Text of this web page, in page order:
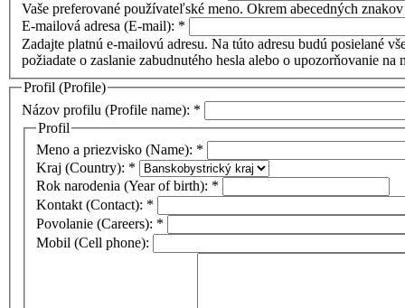
Vaše preferované používateľské meno. Okrem abecedných
E-mailová adresa (E-mail): *
Zadajte platnú e-mailovú adresu. Na túto adresu budú posielané
požiadate o zaslanie zabudnutého hesla alebo o upozorňovanie na
Profil (Profile)
Názov profilu (Profile name): *
Profil
Meno a priezvisko (Name): *
Kraj (Country): *
Rok narodenia (Year of birth): *
Kontakt (Contact): *
Povolanie (Careers): *
Mobil (Cell phone):